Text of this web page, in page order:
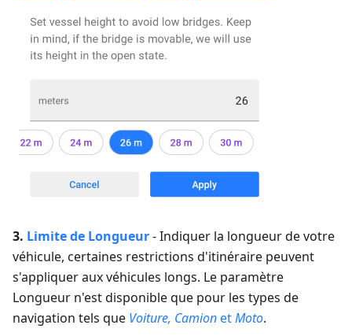
3. Limite de Longueur-Indiquer la longueur de votre
véhicule, certaines restrictions d'itinéraire peuvent
s'appliquer aux véhicules longs. Le paramètre
Longueur n'est disponible que pour les types de
navigation tels que Voiture, Camion etMoto.